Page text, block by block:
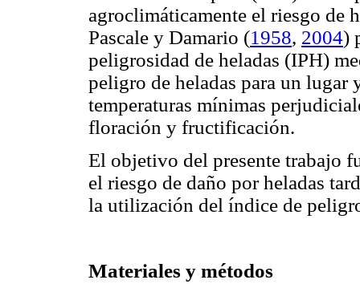
agroclimáticamente el riesgo de
Pascale y Damario (1958, 2004)
peligrosidad de heladas (IPH)
peligro de heladas para un
temperaturas mínimas
floración y fructificación.
El objetivo del presente trabajo
el riesgo de daño por heladas
la utilización del índice de
Materiales y métodos